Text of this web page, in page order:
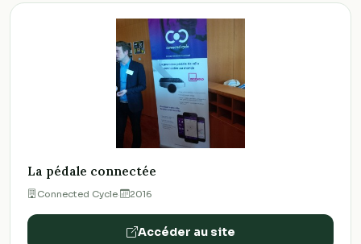
La pédale connectée
Connected Cycle· 2016
Accéder au site